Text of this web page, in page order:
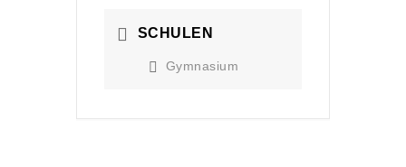
SCHULEN
Gymnasium